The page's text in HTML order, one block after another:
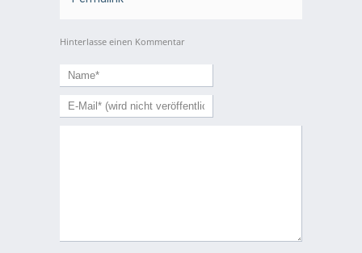
Hinterlasse einen Kommentar